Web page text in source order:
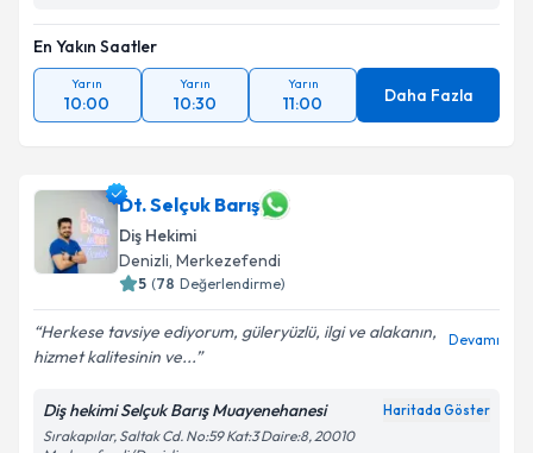
En Yakın Saatler
Yarın
10:00
Yarın
10:30
Yarın
11:00 Daha Fazla
Dt. Selçuk Barış
Diş Hekimi
Denizli, Merkezefendi
5 (78 Değerlendirme)
Herkese tavsiye ediyorum, güleryüzlü, ilgi ve alakanın,
hizmet kalitesinin ve...
Devamı
Diş hekimi Selçuk Barış Muayenehanesi Haritada Göster
Sırakapılar, Saltak Cd. No:59 Kat:3 Daire:8, 20010